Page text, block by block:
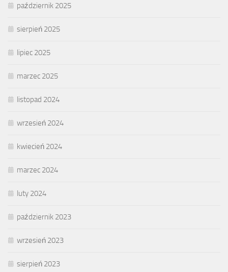
październik 2025
sierpień 2025
lipiec 2025
marzec 2025
listopad 2024
wrzesień 2024
kwiecień 2024
marzec 2024
luty 2024
październik 2023
wrzesień 2023
sierpień 2023